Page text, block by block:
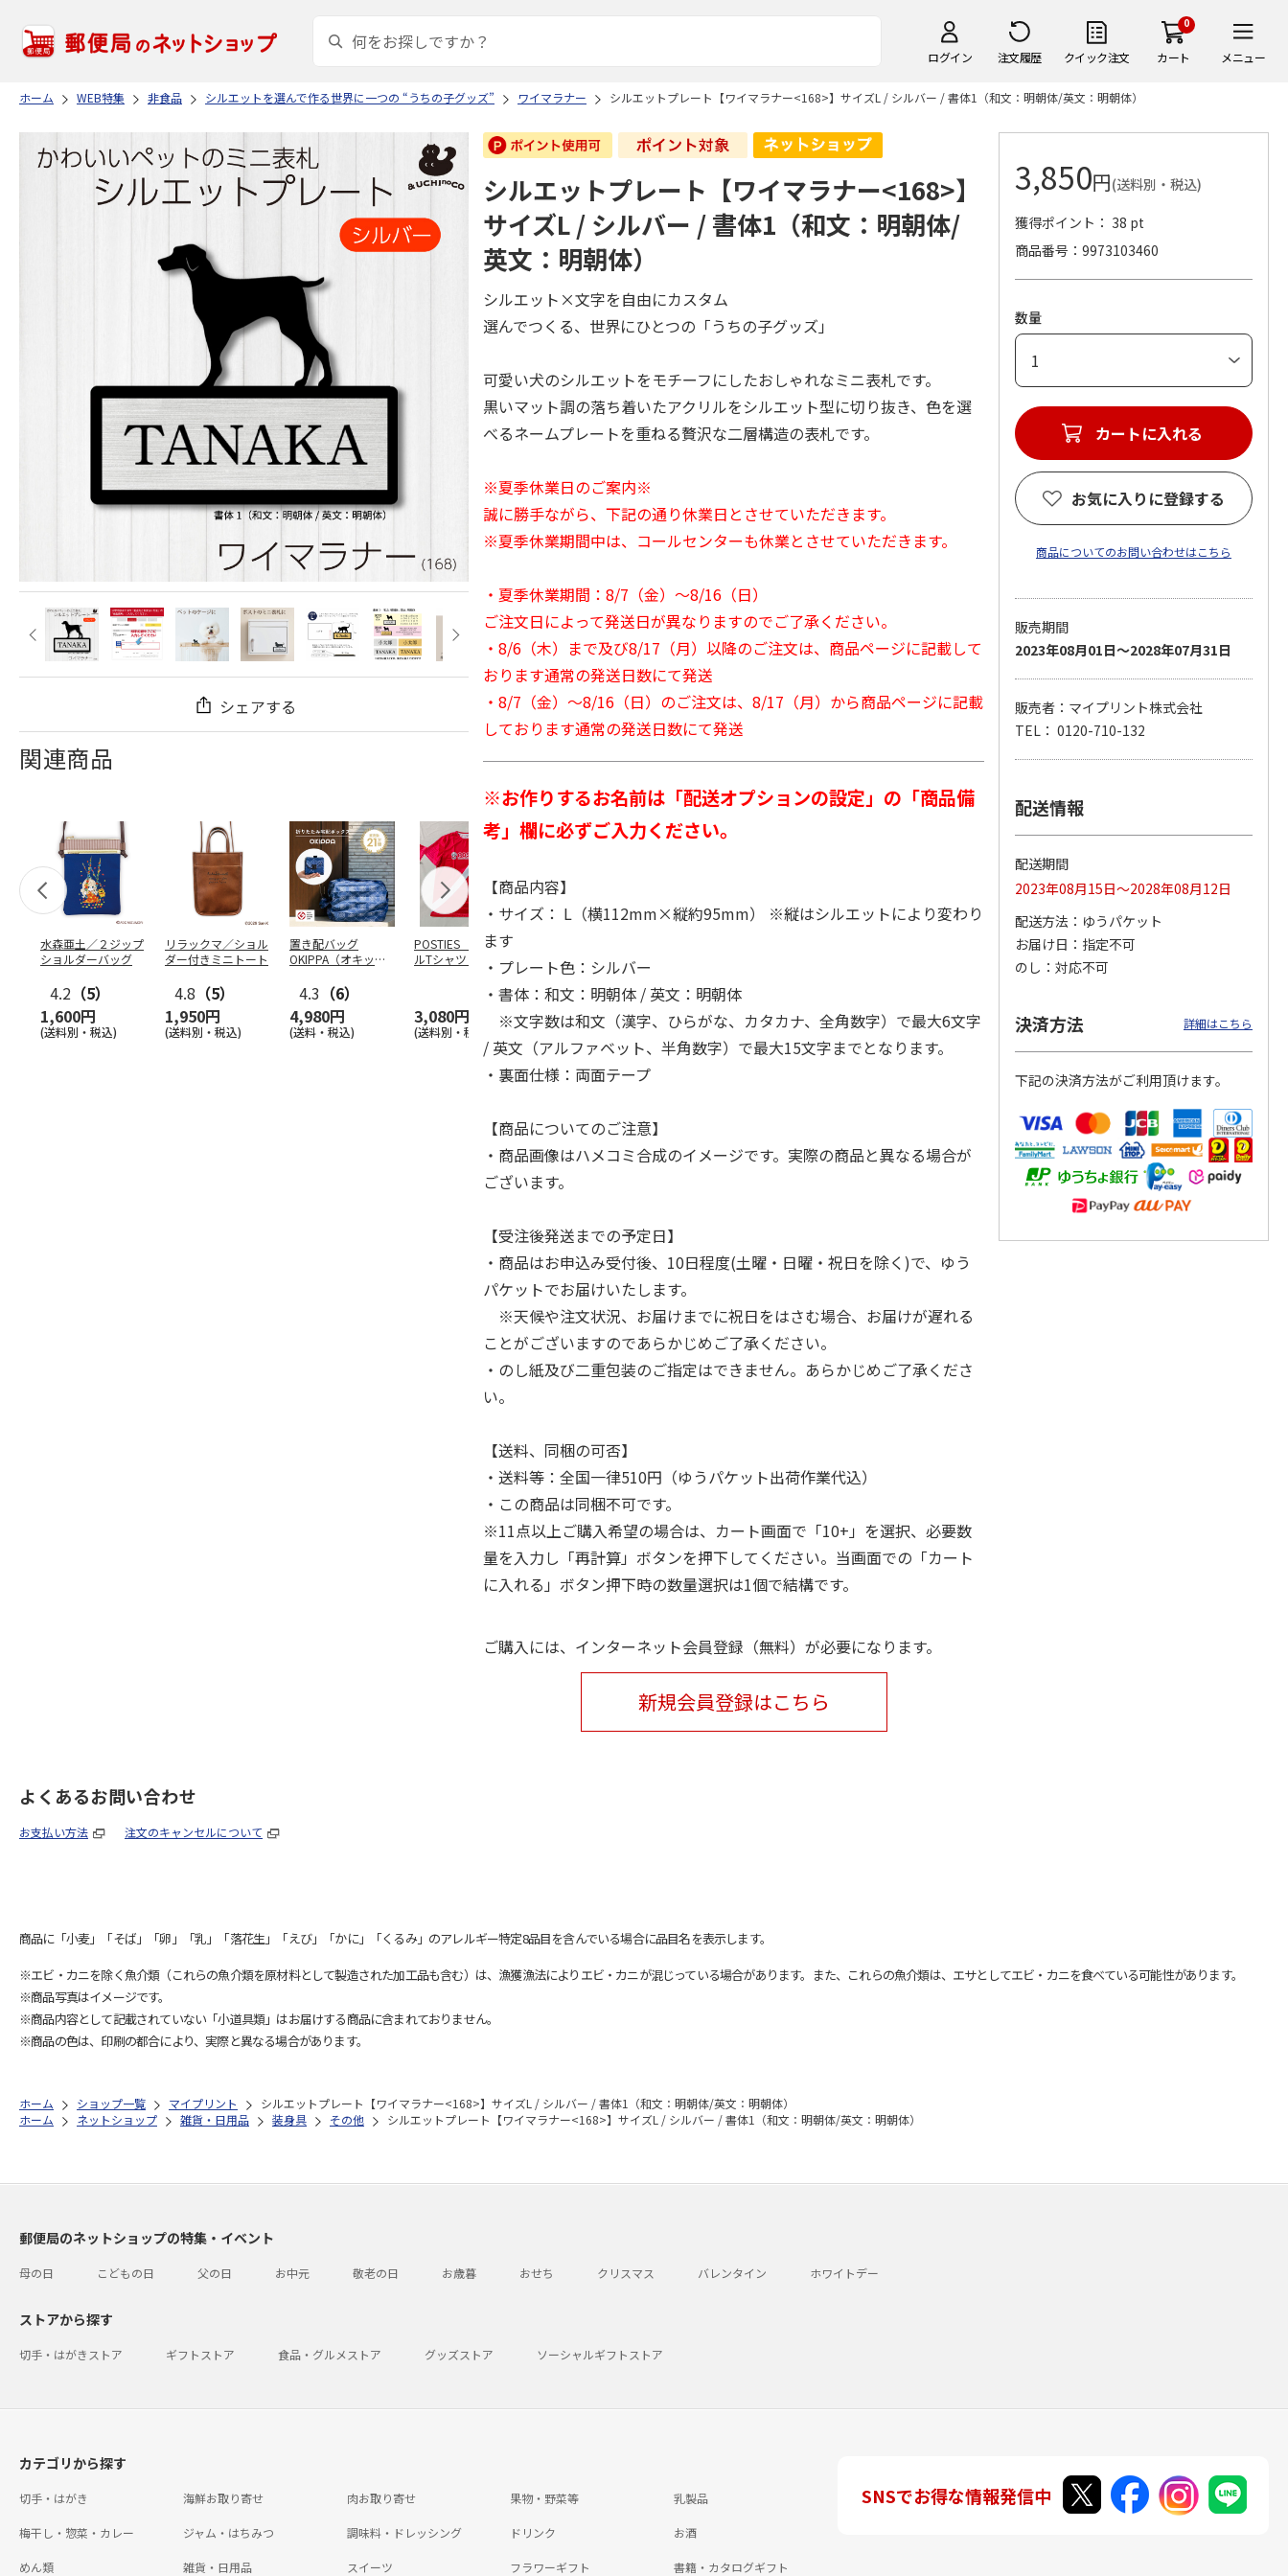
ログイン 注文履歴 クイック注文
0
カート メニュー
ホーム WEB特集 非食品 シルエットを選んで作る世界に一つの “うちの子グッズ” ワイマラナー シルエットプレート【ワイマラナー<168>】サイズL / シルバー / 書体1（和文：明朝体/英文：明朝体）
シェアする
関連商品
水森亜土／２ジップ
ショルダーバッグ
4.2 （5）
1,600円
(送料別・税込)
リラックマ／ショル
ダー付きミニトート
4.8 （5）
1,950円
(送料別・税込)
置き配バッグ
OKIPPA（オキッ
4.3 （6）
4,980円
(送料・税込)
POSTIES オリジナ
ルTシャツ Sサイズ
3,080円
(送料別・税込)
奇妙な冒険 黄金の
風』CITY POP…
5.0（3）
4,939円
(送料別・税込)
4.5 （6）
1,760円
(送料別・税込)
3,839円
(送料別・税込)
4,400円
(送料別・税込)
『ジョジョの奇妙な
冒険 スターダスト
クルセイダース』
3,300円
(送料別・税込)
4,840円
(送料別・税込)
シルエットプレート【ワイマラナー<168>】
サイズL / シルバー / 書体1（和文：明朝体/
英文：明朝体）
シルエット×文字を自由にカスタム
選んでつくる、世界にひとつの「うちの子グッズ」
可愛い犬のシルエットをモチーフにしたおしゃれなミニ表札です。
黒いマット調の落ち着いたアクリルをシルエット型に切り抜き、色を選
べるネームプレートを重ねる贅沢な二層構造の表札です。
※夏季休業日のご案内※
誠に勝手ながら、下記の通り休業日とさせていただきます。
※夏季休業期間中は、コールセンターも休業とさせていただきます。
・夏季休業期間：8/7（金）～8/16（日）
ご注文日によって発送日が異なりますのでご了承ください。
・8/6（木）まで及び8/17（月）以降のご注文は、商品ページに記載して
おります通常の発送日数にて発送
・8/7（金）～8/16（日）のご注文は、8/17（月）から商品ページに記載
しております通常の発送日数にて発送
※お作りするお名前は「配送オプションの設定」の「商品備
考」欄に必ずご入力ください。
【商品内容】
・サイズ： L（横112mm×縦約95mm） ※縦はシルエットにより変わり
ます
・プレート色：シルバー
・書体：和文：明朝体 / 英文：明朝体
※文字数は和文（漢字、ひらがな、カタカナ、全角数字）で最大6文字
/ 英文（アルファベット、半角数字）で最大15文字までとなります。
・裏面仕様：両面テープ
【商品についてのご注意】
・商品画像はハメコミ合成のイメージです。実際の商品と異なる場合が
ございます。
【受注後発送までの予定日】
・商品はお申込み受付後、10日程度(土曜・日曜・祝日を除く)で、ゆう
パケットでお届けいたします。
※天候や注文状況、お届けまでに祝日をはさむ場合、お届けが遅れる
ことがございますのであらかじめご了承ください。
・のし紙及び二重包装のご指定はできません。あらかじめご了承くださ
い。
【送料、同梱の可否】
・送料等：全国一律510円（ゆうパケット出荷作業代込）
・この商品は同梱不可です。
※11点以上ご購入希望の場合は、カート画面で「10+」を選択、必要数
量を入力し「再計算」ボタンを押下してください。当画面での「カート
に入れる」ボタン押下時の数量選択は1個で結構です。
ご購入には、インターネット会員登録（無料）が必要になります。
新規会員登録はこちら
3,850円(送料別・税込)
獲得ポイント： 38 pt
商品番号
9973103460
数量
カートに入れる
お気に入りに登録する
商品についてのお問い合わせはこちら
販売期間
2023年08月01日～2028年07月31日
販売者：マイプリント株式会社
TEL： 0120-710-132
配送情報
配送期間
2023年08月15日～2028年08月12日
配送方法
ゆうパケット
お届け日
指定不可
のし
対応不可
決済方法 詳細はこちら
下記の決済方法がご利用頂けます。
よくあるお問い合わせ
お支払い方法 注文のキャンセルについて
商品に「小麦」「そば」「卵」「乳」「落花生」「えび」「かに」「くるみ」のアレルギー特定8品目を含んでいる場合に品目名を表示します。
※エビ・カニを除く魚介類（これらの魚介類を原材料として製造された加工品も含む）は、漁獲漁法によりエビ・カニが混じっている場合があります。また、これらの魚介類は、エサとしてエビ・カニを食べている可能性があります。
※商品写真はイメージです。
※商品内容として記載されていない「小道具類」はお届けする商品に含まれておりません。
※商品の色は、印刷の都合により、実際と異なる場合があります。
ホーム ショップ一覧 マイプリント
シルエットプレート【ワイマラナー<168>】サイズL / シルバー / 書体1（和文：明朝体/英文：明朝体）
ホーム
ネットショップ 雑貨・日用品 装身具 その他 シルエットプレート【ワイマラナー<168>】サイズL / シルバー / 書体1（和文：明朝体/英文：明朝体）
郵便局のネットショップの特集・イベント
母の日 こどもの日 父の日 お中元 敬老の日 お歳暮 おせち クリスマス バレンタイン ホワイトデー
ストアから探す
切手・はがきストア ギフトストア 食品・グルメストア グッズストア ソーシャルギフトストア
カテゴリから探す
切手・はがき 海鮮お取り寄せ 肉お取り寄せ 果物・野菜等 乳製品
梅干し・惣菜・カレー ジャム・はちみつ 調味料・ドレッシング ドリンク お酒
めん類 雑貨・日用品 スイーツ フラワーギフト 書籍・カタログギフト
SNSでお得な情報発信中